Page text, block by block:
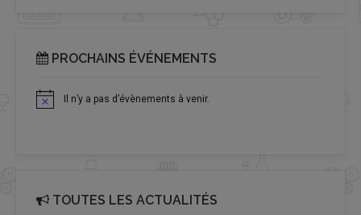
PROCHAINS ÉVÉNEMENTS
Notice Il n’y a pas d’évènements à venir.
TOUTES LES ACTUALITÉS